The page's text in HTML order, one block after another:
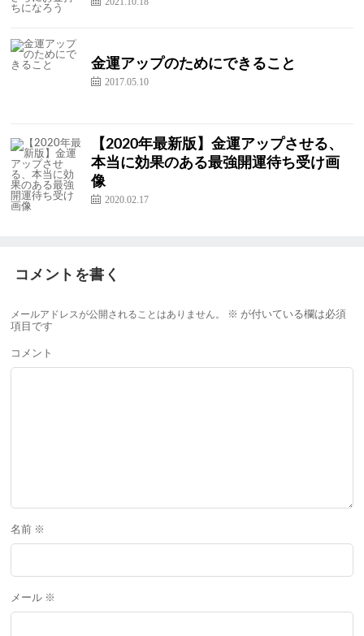
金運アップのためにできること
2017.05.10
【2020年最新版】金運アップさせる、
本当に効果のある最強開運待ち受け画
像
2020.02.17
コメントを書く
メールアドレスが公開されることはありません。 ※ が付いている欄は必須
項目です
コメント
名前 ※
メール ※